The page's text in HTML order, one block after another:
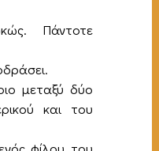
Πάντοτε
μεταξύ δύο
και του